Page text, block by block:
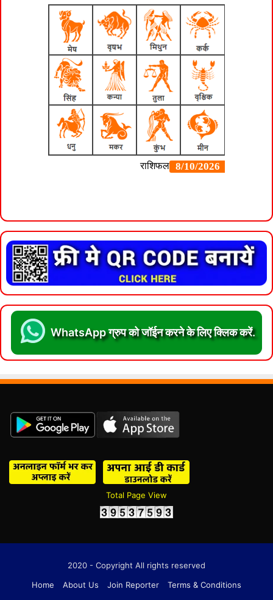
WhatsApp ग्रुप को जॉईन करने के लिए क्लिक करें.
Total Page View
2020 - Copyright All rights reserved
Home
About Us Join Reporter
Terms & Conditions